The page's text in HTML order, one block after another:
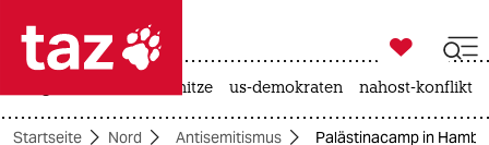
 taz zahl ich
taz zahl ich

taz zahl ich
hitze us-demokraten nahost-konflikt
Startseite Nord Antisemitismus Palästinacamp in